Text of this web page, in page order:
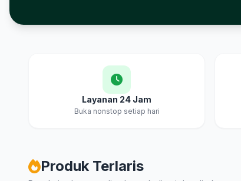
Layanan 24 Jam
Buka nonstop setiap hari
Produk Terlaris